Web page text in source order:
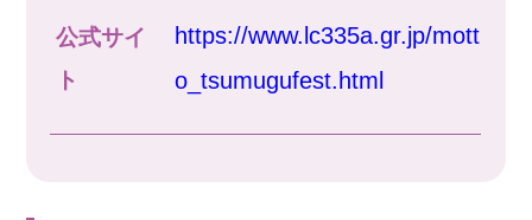
公式サイ
ト
https://www.lc335a.gr.jp/mott
o_tsumugufest.html